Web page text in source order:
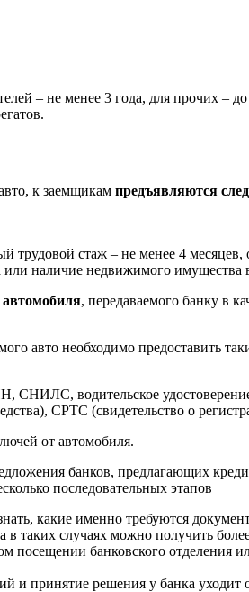
– не менее 3 года, для прочих – до
к заемщикам предъявляются
трудовой стаж – не менее 4
наличие недвижимого имущества в
, передаваемого банку в
авто необходимо предоставить
СНИЛС, водительское
СРТС (свидетельство о
от автомобиля.
банков, предлагающих
последовательных этапов
какие именно требуются
таких случаях можно получить
банковского отделения
и принятие решения у банка уходит